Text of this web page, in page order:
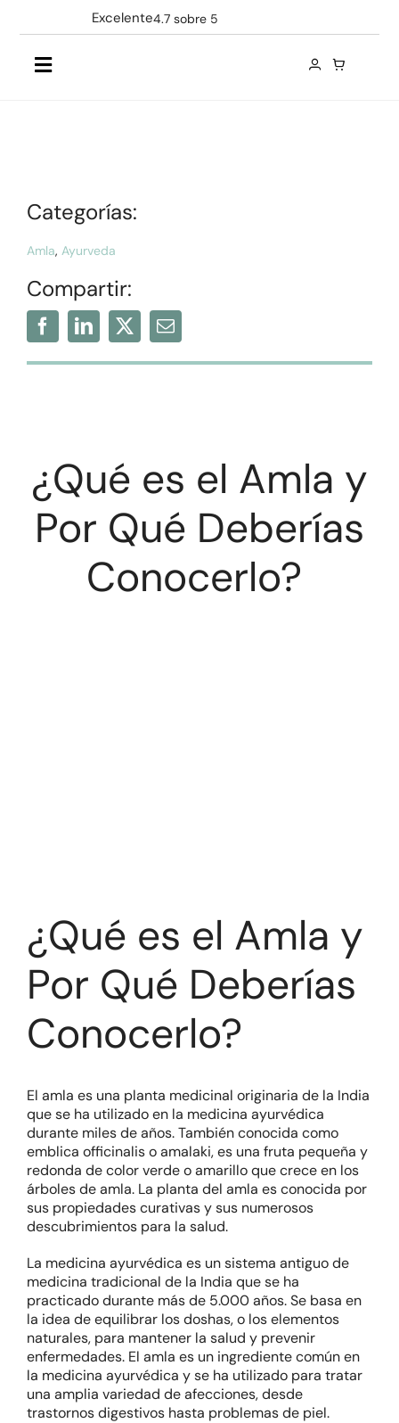
Excelente4.7 sobre 5
Toggle
ES
Categorías:
Amla, Ayurveda
Compartir:
¿Qué es el Amla y
Por Qué Deberías
Conocerlo?
¿Qué es el Amla y
Por Qué Deberías
Conocerlo?
El amla es una planta medicinal originaria de la India
que se ha utilizado en la medicina ayurvédica
durante miles de años. También conocida como
emblica officinalis o amalaki, es una fruta pequeña y
redonda de color verde o amarillo que crece en los
árboles de amla. La planta del amla es conocida por
sus propiedades curativas y sus numerosos
descubrimientos para la salud.
La medicina ayurvédica es un sistema antiguo de
medicina tradicional de la India que se ha
practicado durante más de 5.000 años. Se basa en
la idea de equilibrar los doshas, o los elementos
naturales, para mantener la salud y prevenir
enfermedades. El amla es un ingrediente común en
la medicina ayurvédica y se ha utilizado para tratar
una amplia variedad de afecciones, desde
trastornos digestivos hasta problemas de piel.